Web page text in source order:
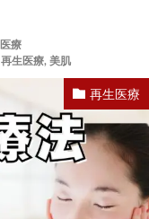
療
再生医療, 美肌
再生医療